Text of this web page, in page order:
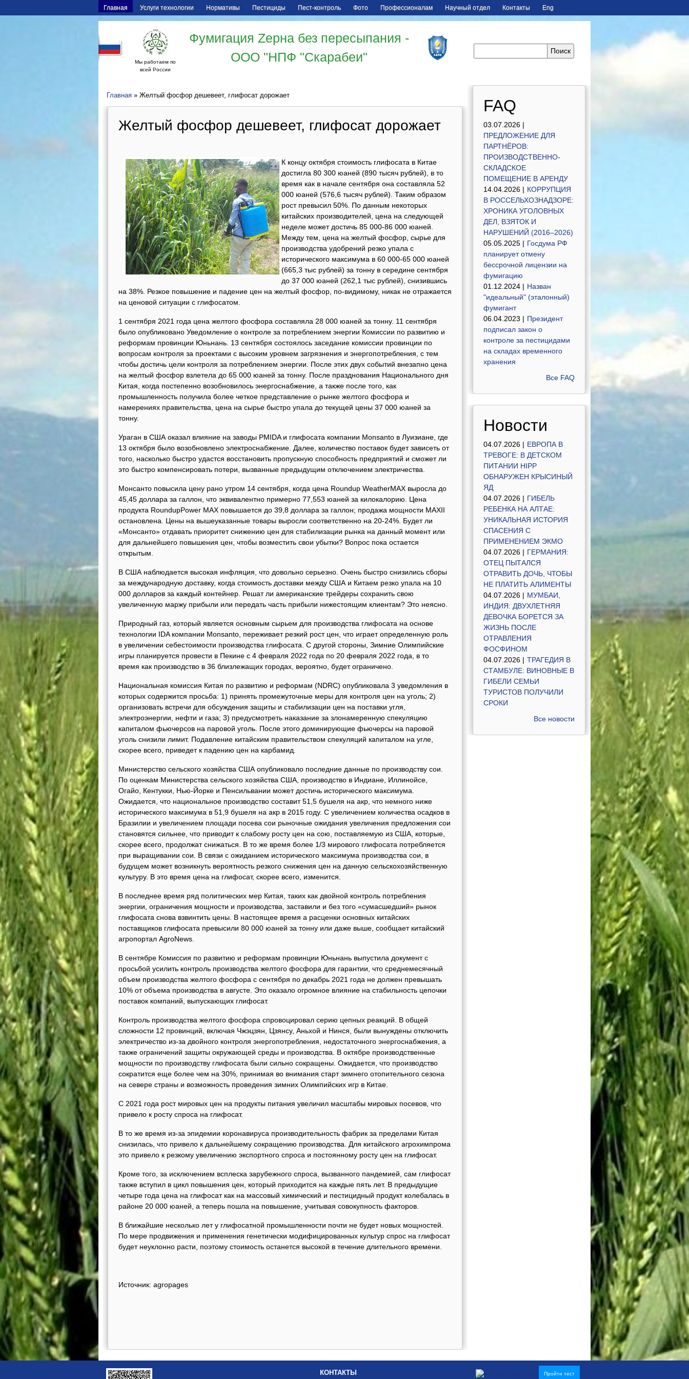
Главная Услуги технологии Нормативы Пестициды Пест-контроль Фото Профессионалам Научный отдел Контакты Eng
Мы работаем по
всей России
Фумигация Zерна без пересыпания -
ООО "НПФ "Скарабеи"
Главная » Желтый фосфор дешевеет, глифосат дорожает
Желтый фосфор дешевеет, глифосат дорожает
К концу октября стоимость глифосата в Китае
достигла 80 300 юаней (890 тысяч рублей), в то
время как в начале сентября она составляла 52
000 юаней (576,6 тысяч рублей). Таким образом
рост превысил 50%. По данным некоторых
китайских производителей, цена на следующей
неделе может достичь 85 000-86 000 юаней.
Между тем, цена на желтый фосфор, сырье для
производства удобрений резко упала с
исторического максимума в 60 000-65 000 юаней
(665,3 тыс рублей) за тонну в середине сентября
до 37 000 юаней (262,1 тыс рублей), снизившись
на 38%. Резкое повышение и падение цен на желтый фосфор, по-видимому, никак не отражается
на ценовой ситуации с глифосатом.
1 сентября 2021 года цена желтого фосфора составляла 28 000 юаней за тонну. 11 сентября
было опубликовано Уведомление о контроле за потреблением энергии Комиссии по развитию и
реформам провинции Юньнань. 13 сентября состоялось заседание комиссии провинции по
вопросам контроля за проектами с высоким уровнем загрязнения и энергопотребления, с тем
чтобы достичь цели контроля за потреблением энергии. После этих двух событий внезапно цена
на желтый фосфор взлетела до 65 000 юаней за тонну. После празднования Национального дня
Китая, когда постепенно возобновилось энергоснабжение, а также после того, как
промышленность получила более четкое представление о рынке желтого фосфора и
намерениях правительства, цена на сырье быстро упала до текущей цены 37 000 юаней за
тонну.
Ураган в США оказал влияние на заводы PMIDA и глифосата компании Monsanto в Луизиане, где
13 октября было возобновлено электроснабжение. Далее, количество поставок будет зависеть от
того, насколько быстро удастся восстановить пропускную способность предприятий и сможет ли
это быстро компенсировать потери, вызванные предыдущим отключением электричества.
Монсанто повысила цену рано утром 14 сентября, когда цена Roundup WeatherMAX выросла до
45,45 доллара за галлон, что эквивалентно примерно 77,553 юаней за килокалорию. Цена
продукта RoundupPower MAX повышается до 39,8 доллара за галлон; продажа мощности MAXII
остановлена. Цены на вышеуказанные товары выросли соответственно на 20-24%. Будет ли
«Монсанто» отдавать приоритет снижению цен для стабилизации рынка на данный момент или
для дальнейшего повышения цен, чтобы возместить свои убытки? Вопрос пока остается
открытым.
В США наблюдается высокая инфляция, что довольно серьезно. Очень быстро снизились сборы
за международную доставку, когда стоимость доставки между США и Китаем резко упала на 10
000 долларов за каждый контейнер. Решат ли американские трейдеры сохранить свою
увеличенную маржу прибыли или передать часть прибыли нижестоящим клиентам? Это неясно.
Природный газ, который является основным сырьем для производства глифосата на основе
технологии IDA компании Monsanto, переживает резкий рост цен, что играет определенную роль
в увеличении себестоимости производства глифосата. С другой стороны, Зимние Олимпийские
игры планируется провести в Пекине с 4 февраля 2022 года по 20 февраля 2022 года, в то
время как производство в 36 близлежащих городах, вероятно, будет ограничено.
Национальная комиссия Китая по развитию и реформам (NDRC) опубликовала 3 уведомления в
которых содержится просьба: 1) принять промежуточные меры для контроля цен на уголь; 2)
организовать встречи для обсуждения защиты и стабилизации цен на поставки угля,
электроэнергии, нефти и газа; 3) предусмотреть наказание за злонамеренную спекуляцию
капиталом фьючерсов на паровой уголь. После этого доминирующие фьючерсы на паровой
уголь снизили лимит. Подавление китайским правительством спекуляций капиталом на угле,
скорее всего, приведет к падению цен на карбамид.
Министерство сельского хозяйства США опубликовало последние данные по производству сои.
По оценкам Министерства сельского хозяйства США, производство в Индиане, Иллинойсе,
Огайо, Кентукки, Нью-Йорке и Пенсильвании может достичь исторического максимума.
Ожидается, что национальное производство составит 51,5 бушеля на акр, что немного ниже
исторического максимума в 51,9 бушеля на акр в 2015 году. С увеличением количества осадков в
Бразилии и увеличением площади посева сои рыночные ожидания увеличения предложения сои
становятся сильнее, что приводит к слабому росту цен на сою, поставляемую из США, которые,
скорее всего, продолжат снижаться. В то же время более 1/3 мирового глифосата потребляется
при выращивании сои. В связи с ожиданием исторического максимума производства сои, в
будущем может возникнуть вероятность резкого снижения цен на данную сельскохозяйственную
культуру. В это время цена на глифосат, скорее всего, изменится.
В последнее время ряд политических мер Китая, таких как двойной контроль потребления
энергии, ограничения мощности и производства, заставили и без того «сумасшедший» рынок
глифосата снова взвинтить цены. В настоящее время а расценки основных китайских
поставщиков глифосата превысили 80 000 юаней за тонну или даже выше, сообщает китайский
агропортал AgroNews.
В сентябре Комиссия по развитию и реформам провинции Юньнань выпустила документ с
просьбой усилить контроль производства желтого фосфора для гарантии, что среднемесячный
объем производства желтого фосфора с сентября по декабрь 2021 года не должен превышать
10% от объема производства в августе. Это оказало огромное влияние на стабильность цепочки
поставок компаний, выпускающих глифосат.
Контроль производства желтого фосфора спровоцировал серию цепных реакций. В общей
сложности 12 провинций, включая Чжэцзян, Цзянсу, Аньхой и Нинся, были вынуждены отключить
электричество из-за двойного контроля энергопотребления, недостаточного энергоснабжения, а
также ограничений защиты окружающей среды и производства. В октябре производственные
мощности по производству глифосата были сильно сокращены. Ожидается, что производство
сократится еще более чем на 30%, принимая во внимания старт зимнего отопительного сезона
на севере страны и возможность проведения зимних Олимпийских игр в Китае.
С 2021 года рост мировых цен на продукты питания увеличил масштабы мировых посевов, что
привело к росту спроса на глифосат.
В то же время из-за эпидемии коронавируса производительность фабрик за пределами Китая
снизилась, что привело к дальнейшему сокращению производства. Для китайского агрохимпрома
это привело к резкому увеличению экспортного спроса и постоянному росту цен на глифосат.
Кроме того, за исключением всплеска зарубежного спроса, вызванного пандемией, сам глифосат
также вступил в цикл повышения цен, который приходится на каждые пять лет. В предыдущие
четыре года цена на глифосат как на массовый химический и пестицидный продукт колебалась в
районе 20 000 юаней, а теперь пошла на повышение, учитывая совокупность факторов.
В ближайшие несколько лет у глифосатной промышленности почти не будет новых мощностей.
По мере продвижения и применения генетически модифицированных культур спрос на глифосат
будет неуклонно расти, поэтому стоимость останется высокой в ​​течение длительного времени.
Источник: agropages
FAQ
03.07.2026 |
ПРЕДЛОЖЕНИЕ ДЛЯ
ПАРТНЁРОВ:
ПРОИЗВОДСТВЕННО-
СКЛАДСКОЕ
ПОМЕЩЕНИЕ В АРЕНДУ
14.04.2026 | КОРРУПЦИЯ
В РОССЕЛЬХОЗНАДЗОРЕ:
ХРОНИКА УГОЛОВНЫХ
ДЕЛ, ВЗЯТОК И
НАРУШЕНИЙ (2016–2026)
05.05.2025 | Госдума РФ
планирует отмену
бессрочной лицензии на
фумигацию
01.12.2024 | Назван
"идеальный" (эталонный)
фумигант
06.04.2023 | Президент
подписал закон о
контроле за пестицидами
на складах временного
хранения
Все FAQ
Новости
04.07.2026 | ЕВРОПА В
ТРЕВОГЕ: В ДЕТСКОМ
ПИТАНИИ HIPP
ОБНАРУЖЕН КРЫСИНЫЙ
ЯД
04.07.2026 | ГИБЕЛЬ
РЕБЕНКА НА АЛТАЕ:
УНИКАЛЬНАЯ ИСТОРИЯ
СПАСЕНИЯ С
ПРИМЕНЕНИЕМ ЭКМО
04.07.2026 | ГЕРМАНИЯ:
ОТЕЦ ПЫТАЛСЯ
ОТРАВИТЬ ДОЧЬ, ЧТОБЫ
НЕ ПЛАТИТЬ АЛИМЕНТЫ
04.07.2026 | МУМБАИ,
ИНДИЯ: ДВУХЛЕТНЯЯ
ДЕВОЧКА БОРЕТСЯ ЗА
ЖИЗНЬ ПОСЛЕ
ОТРАВЛЕНИЯ
ФОСФИНОМ
04.07.2026 | ТРАГЕДИЯ В
СТАМБУЛЕ: ВИНОВНЫЕ В
ГИБЕЛИ СЕМЬИ
ТУРИСТОВ ПОЛУЧИЛИ
СРОКИ
Все новости
КОНТАКТЫ Пройти тест